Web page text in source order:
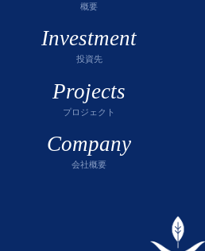
概要
Investment
投資先
Projects
プロジェクト
Company
会社概要